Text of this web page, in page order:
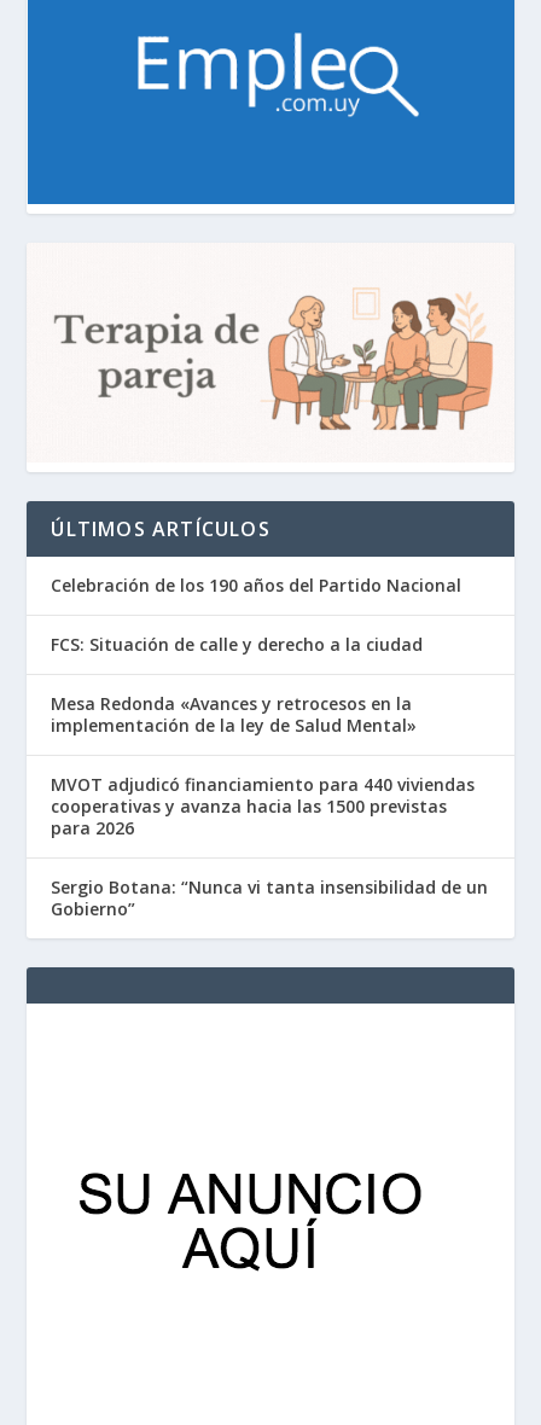
ÚLTIMOS ARTÍCULOS
Celebración de los 190 años del Partido Nacional
FCS: Situación de calle y derecho a la ciudad
Mesa Redonda «Avances y retrocesos en la
implementación de la ley de Salud Mental»
MVOT adjudicó financiamiento para 440 viviendas
cooperativas y avanza hacia las 1500 previstas
para 2026
Sergio Botana: “Nunca vi tanta insensibilidad de un
Gobierno”